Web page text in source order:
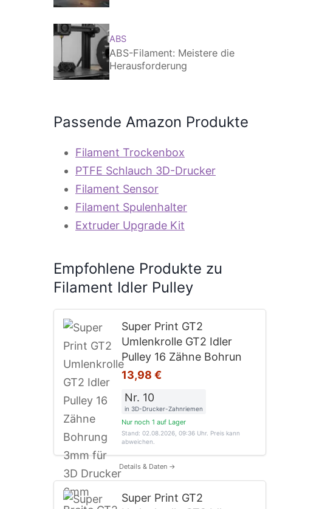
ABS
ABS-Filament: Meistere die
Herausforderung
Passende Amazon Produkte
Filament Trockenbox
PTFE Schlauch 3D-Drucker
Filament Sensor
Filament Spulenhalter
Extruder Upgrade Kit
Empfohlene Produkte zu
Filament Idler Pulley
Super Print GT2
Umlenkrolle GT2 Idler
Pulley 16 Zähne Bohrun
13,98 €
Nr. 10
in 3D-Drucker-Zahnriemen
Nur noch 1 auf Lager
Stand: 02.08.2026, 09:36 Uhr. Preis kann
abweichen.
Details & Daten →
Super Print GT2